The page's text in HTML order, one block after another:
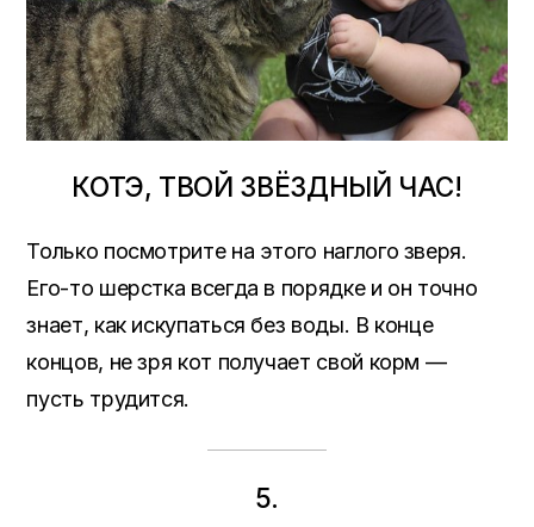
КОТЭ, ТВОЙ ЗВЁЗДНЫЙ ЧАС!
Только посмотрите на этого наглого зверя.
Его-то шерстка всегда в порядке и он точно
знает, как искупаться без воды. В конце
концов, не зря кот получает свой корм —
пусть трудится.
5.